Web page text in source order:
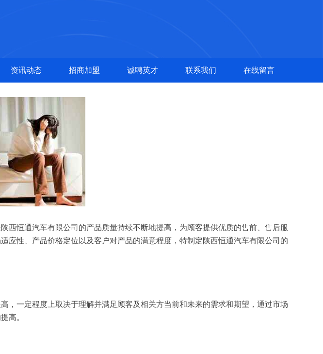
资讯动态 招商加盟 诚聘英才 联系我们 在线留言
西恒通汽车有限公司的产品质量持续不断地提高，为顾客提供优质的售前、售后服
应性、产品价格定位以及客户对产品的满意程度，特制定陕西恒通汽车有限公司的
，一定程度上取决于理解并满足顾客及相关方当前和未来的需求和期望，通过市场
高。